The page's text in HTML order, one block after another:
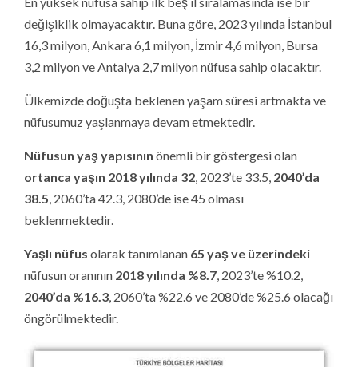
değişiklik olmayacaktır. Buna göre, 2023 yılında İstanbul
16,3 milyon, Ankara 6,1 milyon, İzmir 4,6 milyon, Bursa
3,2 milyon ve Antalya 2,7 milyon nüfusa sahip olacaktır.
Ülkemizde doğuşta beklenen yaşam süresi artmakta ve
nüfusumuz yaşlanmaya devam etmektedir.
Nüfusun yaş yapısının önemli bir göstergesi olan
ortanca yaşın 2018 yılında 32, 2023’te 33.5, 2040’da
38.5, 2060’ta 42.3, 2080’de ise 45 olması
beklenmektedir.
Yaşlı nüfus olarak tanımlanan 65 yaş ve üzerindeki
nüfusun oranının 2018yılında %8.7, 2023’te %10.2,
2040’da %16.3, 2060’ta %22.6 ve 2080’de %25.6 olacağı
öngörülmektedir.